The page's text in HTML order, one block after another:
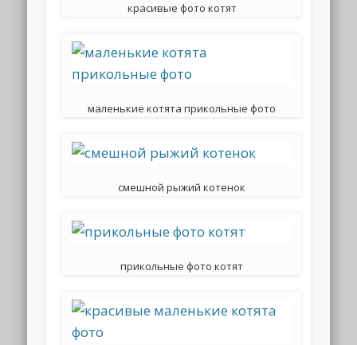
красивые фото котят
маленькие котята прикольные фото
смешной рыжий котенок
прикольные фото котят